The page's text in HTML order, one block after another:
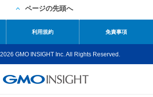
ページの先頭へ
利用規約 免責事項
GMO INSIGHT Inc. All Rights Reserved.